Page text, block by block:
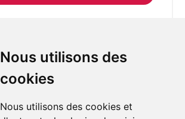
Nous utilisons des
cookies
Nous utilisons des cookies et